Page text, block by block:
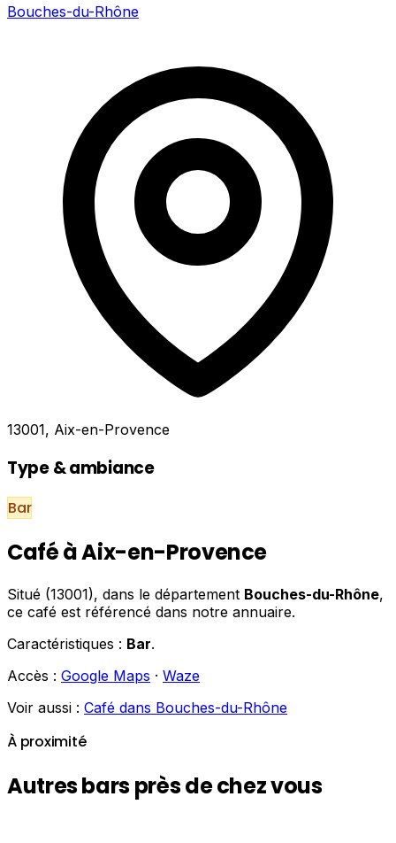
Bouches-du-Rhône
13001, Aix-en-Provence
Type & ambiance
Bar
Café à Aix-en-Provence
Situé (13001), dans le département Bouches-du-Rhône,
ce café est référencé dans notre annuaire.
Caractéristiques : Bar.
Accès : Google Maps · Waze
Voir aussi : Café dans Bouches-du-Rhône
À proximité
Autres bars près de chez vous